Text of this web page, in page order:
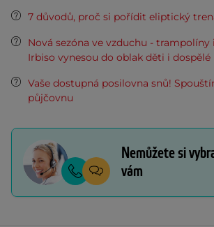
7 důvodů, proč si pořídit eliptický
Nová sezóna ve vzduchu - trampolíny
Irbiso vynesou do oblak děti i dospělé
Vaše dostupná posilovna snů!
půjčovnu
Nemůžete si
vám